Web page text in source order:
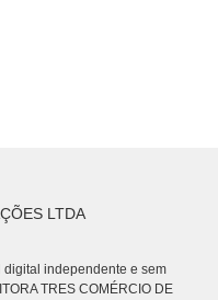
LTDA
digital independente e sem
TRES COMÉRCIO DE